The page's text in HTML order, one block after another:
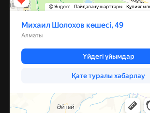
Улица Барибаева, 60 — Яндекс Карты